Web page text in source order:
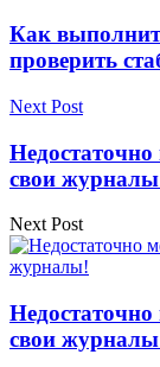
Как
проверить
Next Post
свои
Next Post
свои